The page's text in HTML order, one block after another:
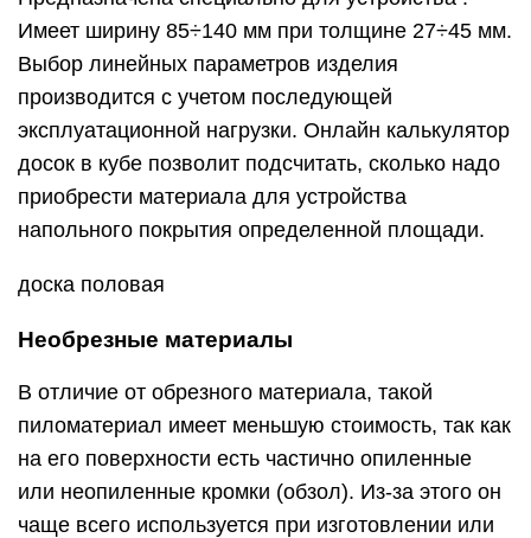
Имеет ширину 85÷140 мм при толщине 27÷45 мм.
Выбор линейных параметров изделия
производится с учетом последующей
эксплуатационной нагрузки. Онлайн калькулятор
досок в кубе позволит подсчитать, сколько надо
приобрести материала для устройства
напольного покрытия определенной площади.
доска половая
Необрезные материалы
В отличие от обрезного материала, такой
пиломатериал имеет меньшую стоимость, так как
на его поверхности есть частично опиленные
или неопиленные кромки (обзол). Из-за этого он
чаще всего используется при изготовлении или